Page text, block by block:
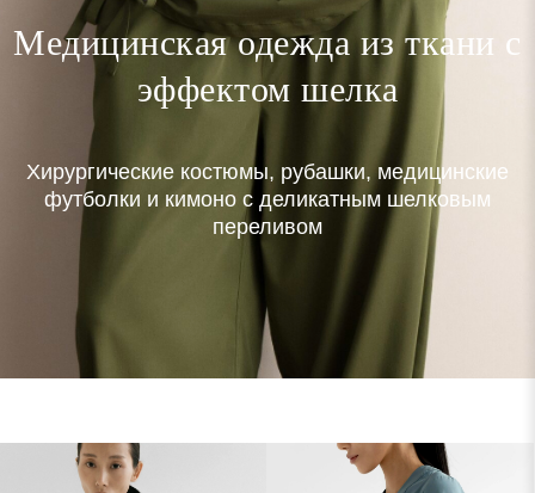
Медицинская одежда из ткани с
эффектом шелка
Хирургические костюмы, рубашки, медицинские
футболки и кимоно с деликатным шелковым
переливом